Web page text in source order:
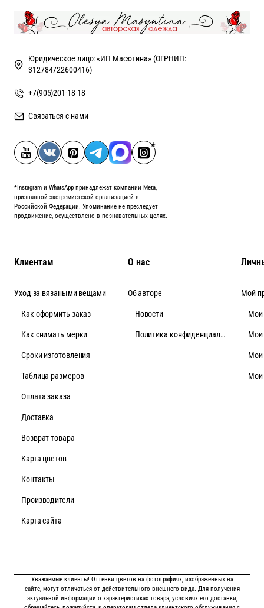
Юридическое лицо: «ИП Масютина» (ОГРНИП:
312784722600416)
+7(905)201-18-18
Связаться с нами
*Instagram и WhatsApp принадлежат компании Meta,
признанной экстремистской организацией в
Российской Федерации. Упоминание не преследует
продвижение, осуществлено в познавательных целях.
Клиентам
Уход за вязаными вещами
Как оформить заказ
Как снимать мерки
Cроки изготовления
Таблица размеров
Оплата заказа
Доставка
Возврат товара
Карта цветов
Контакты
Производители
Карта сайта
О нас
Об авторе
Новости
Политика конфиденциальности
Мой
Мои
Мои
Мои
Мои
Уважаемые клиенты! Оттенки цветов на фотографиях, изображенных на
сайте, могут отличаться от действительного внешнего вида. Для получения
актуальной информации о характеристиках товара, условиях его доставки,